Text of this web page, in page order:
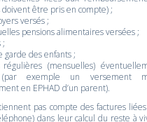
être pris en compte) ;
versés ;
pensions alimentaires versées ;
;
garde des enfants ;
(mensuelles)
(par exemple un versement
en EPHAD d’un parent).
pas compte des factures
dans leur calcul du reste à